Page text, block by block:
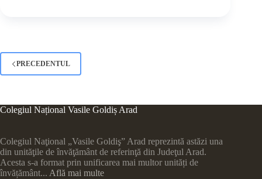
PRECEDENTUL
Colegiul Național Vasile Goldiș Arad
Colegiul Naţional „Vasile Goldiş” Arad reprezintă astăzi una
din unităţile de învăţământ de referinţă din Judeţul Arad.
Acesta s-a format prin unificarea mai multor unități de
învățământ... Află mai multe